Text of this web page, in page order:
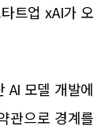
트업 xAI가 오
AI 모델 개발에
관으로 경계를